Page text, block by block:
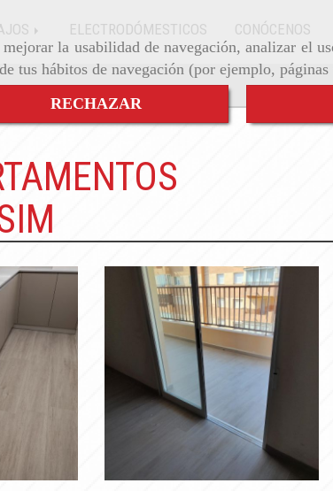
la usabilidad de navegación, analizar el
tus hábitos de navegación (por ejemplo, páginas
RECHAZAR
ELECTRODÓMESTICOS CONÓCENOS